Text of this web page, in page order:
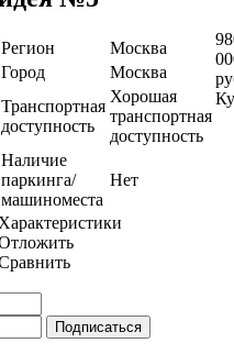
Регион
Москва
Город
Москва
Транспортная
доступность
Хорошая
транспортная
доступность
Наличие
паркинга/
машиноместа
Нет
Характеристики